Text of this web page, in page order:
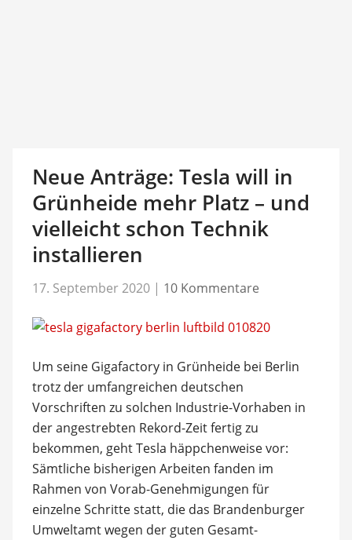
Neue Anträge: Tesla will in
Grünheide mehr Platz – und
vielleicht schon Technik
installieren
17. September 2020 | 10 Kommentare
Um seine Gigafactory in Grünheide bei Berlin
trotz der umfangreichen deutschen
Vorschriften zu solchen Industrie-Vorhaben in
der angestrebten Rekord-Zeit fertig zu
bekommen, geht Tesla häppchenweise vor:
Sämtliche bisherigen Arbeiten fanden im
Rahmen von Vorab-Genehmigungen für
einzelne Schritte statt, die das Brandenburger
Umweltamt wegen der guten Gesamt-